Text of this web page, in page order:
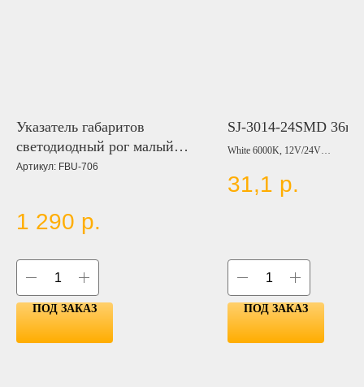
Указатель габаритов
светодиодный рог малый
12, 24V
Артикул: FBU-706
1 290 р.
ПОД ЗАКАЗ
SJ-3014-24SMD
White 6000K, 12V/24V
Цвет:
BLUE
31,1 р.
ПОД ЗАКАЗ